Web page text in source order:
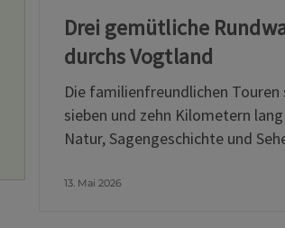
Drei gemütliche
durchs Vogtland
Die familienfreundlichen Touren
sieben und zehn Kilometern
Natur, Sagengeschichte und
13. Mai 2026